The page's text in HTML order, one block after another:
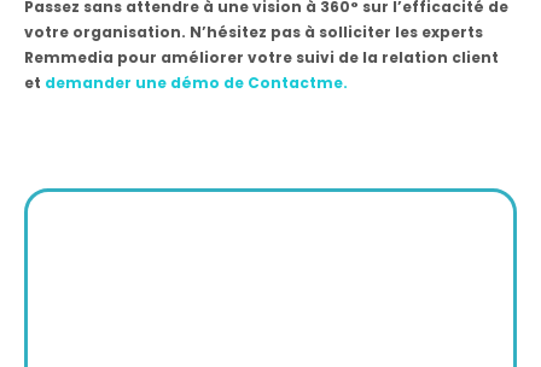
Passez sans attendre à une vision à 360° sur l’efficacité de
votre organisation. N’hésitez pas à solliciter les experts
Remmedia pour améliorer votre suivi de la relation client
et demander une démo de Contactme.